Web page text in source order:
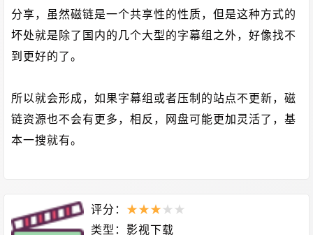
分享，虽然磁链是一个共享性的性质，但是这种方式的
坏处就是除了国内的几个大型的字幕组之外，好像找不
到更好的了。
所以就会形成，如果字幕组或者压制的站点不更新，磁
链资源也不会有更多，相反，网盘可能更加灵活了，基
本一搜就有。
评分： ★★★ ★ ★
类型： 影视下载